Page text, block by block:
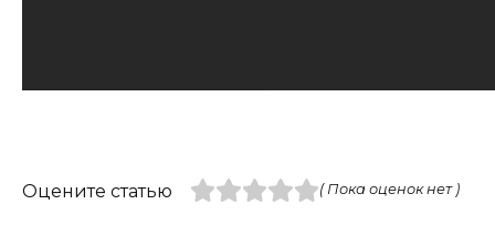
Оцените статью ( Пока оценок нет )